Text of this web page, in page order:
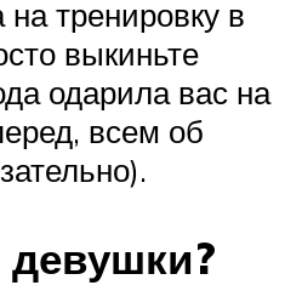
тренировку в
выкиньте
одарила вас на
всем об